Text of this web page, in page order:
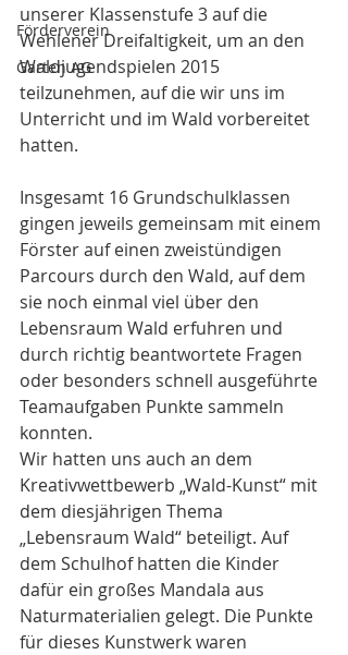
Förderverein
Garten AG
unserer Klassenstufe 3 auf die
Wehlener Dreifaltigkeit, um an den
Waldjugendspielen 2015
teilzunehmen, auf die wir uns im
Unterricht und im Wald vorbereitet
hatten.
Insgesamt 16 Grundschulklassen
gingen jeweils gemeinsam mit einem
Förster auf einen zweistündigen
Parcours durch den Wald, auf dem
sie noch einmal viel über den
Lebensraum Wald erfuhren und
durch richtig beantwortete Fragen
oder besonders schnell ausgeführte
Teamaufgaben Punkte sammeln
konnten.
Wir hatten uns auch an dem
Kreativwettbewerb „Wald-Kunst“ mit
dem diesjährigen Thema
„Lebensraum Wald“ beteiligt. Auf
dem Schulhof hatten die Kinder
dafür ein großes Mandala aus
Naturmaterialien gelegt. Die Punkte
für dieses Kunstwerk waren